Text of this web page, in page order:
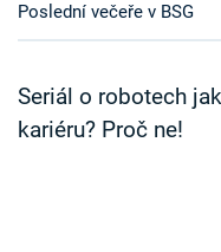
Sledujte nás
Poslední večeře v BSG
Seriál o robotech
kariéru? Proč ne!